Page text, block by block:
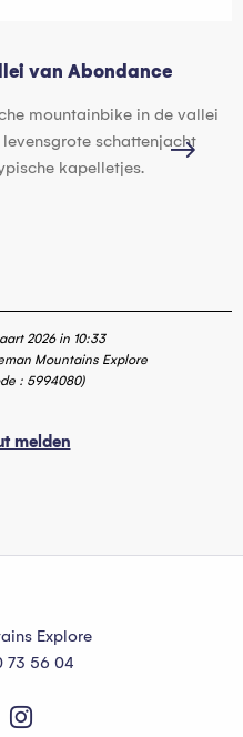
van Abondance
mountainbike in de vallei
schattenjacht
kapelletjes.
2026 in 10:33
Mountains Explore
: 5994080)
melden
Explore
73 56 04